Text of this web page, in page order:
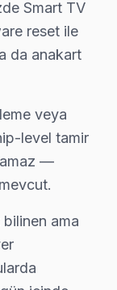
söz konusu
ile elektronik
anakart mı, güç
işlem
garanti
için en
Smart TV
reset ile
da anakart
veya
level tamir
—
ama